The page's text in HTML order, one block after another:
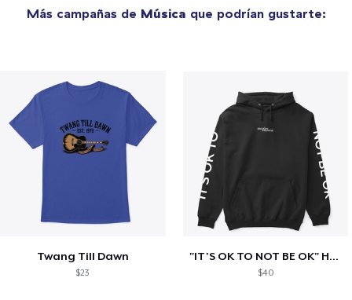
Más campañas de Música que podrían gustarte:
Twang Till Dawn
$23
"IT'S OK TO NOT BE OK" Hoodie (BP LOGO)
$40